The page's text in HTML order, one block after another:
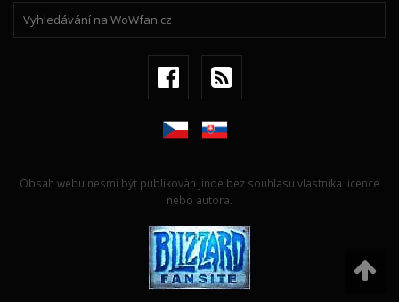
Obsah webu nesmí být publikován jinde bez souhlasu vlastníka licence
nebo autora.